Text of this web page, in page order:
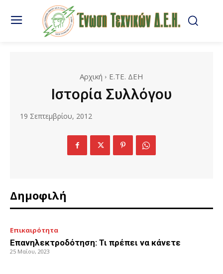
Αρχική Ε.ΤΕ. ΔΕΗ
Ιστορία Συλλόγου
19 Σεπτεμβρίου, 2012
Δημοφιλή
Επικαιρότητα
Επανηλεκτροδότηση: Τι πρέπει να κάνετε
25 Μαΐου, 2023